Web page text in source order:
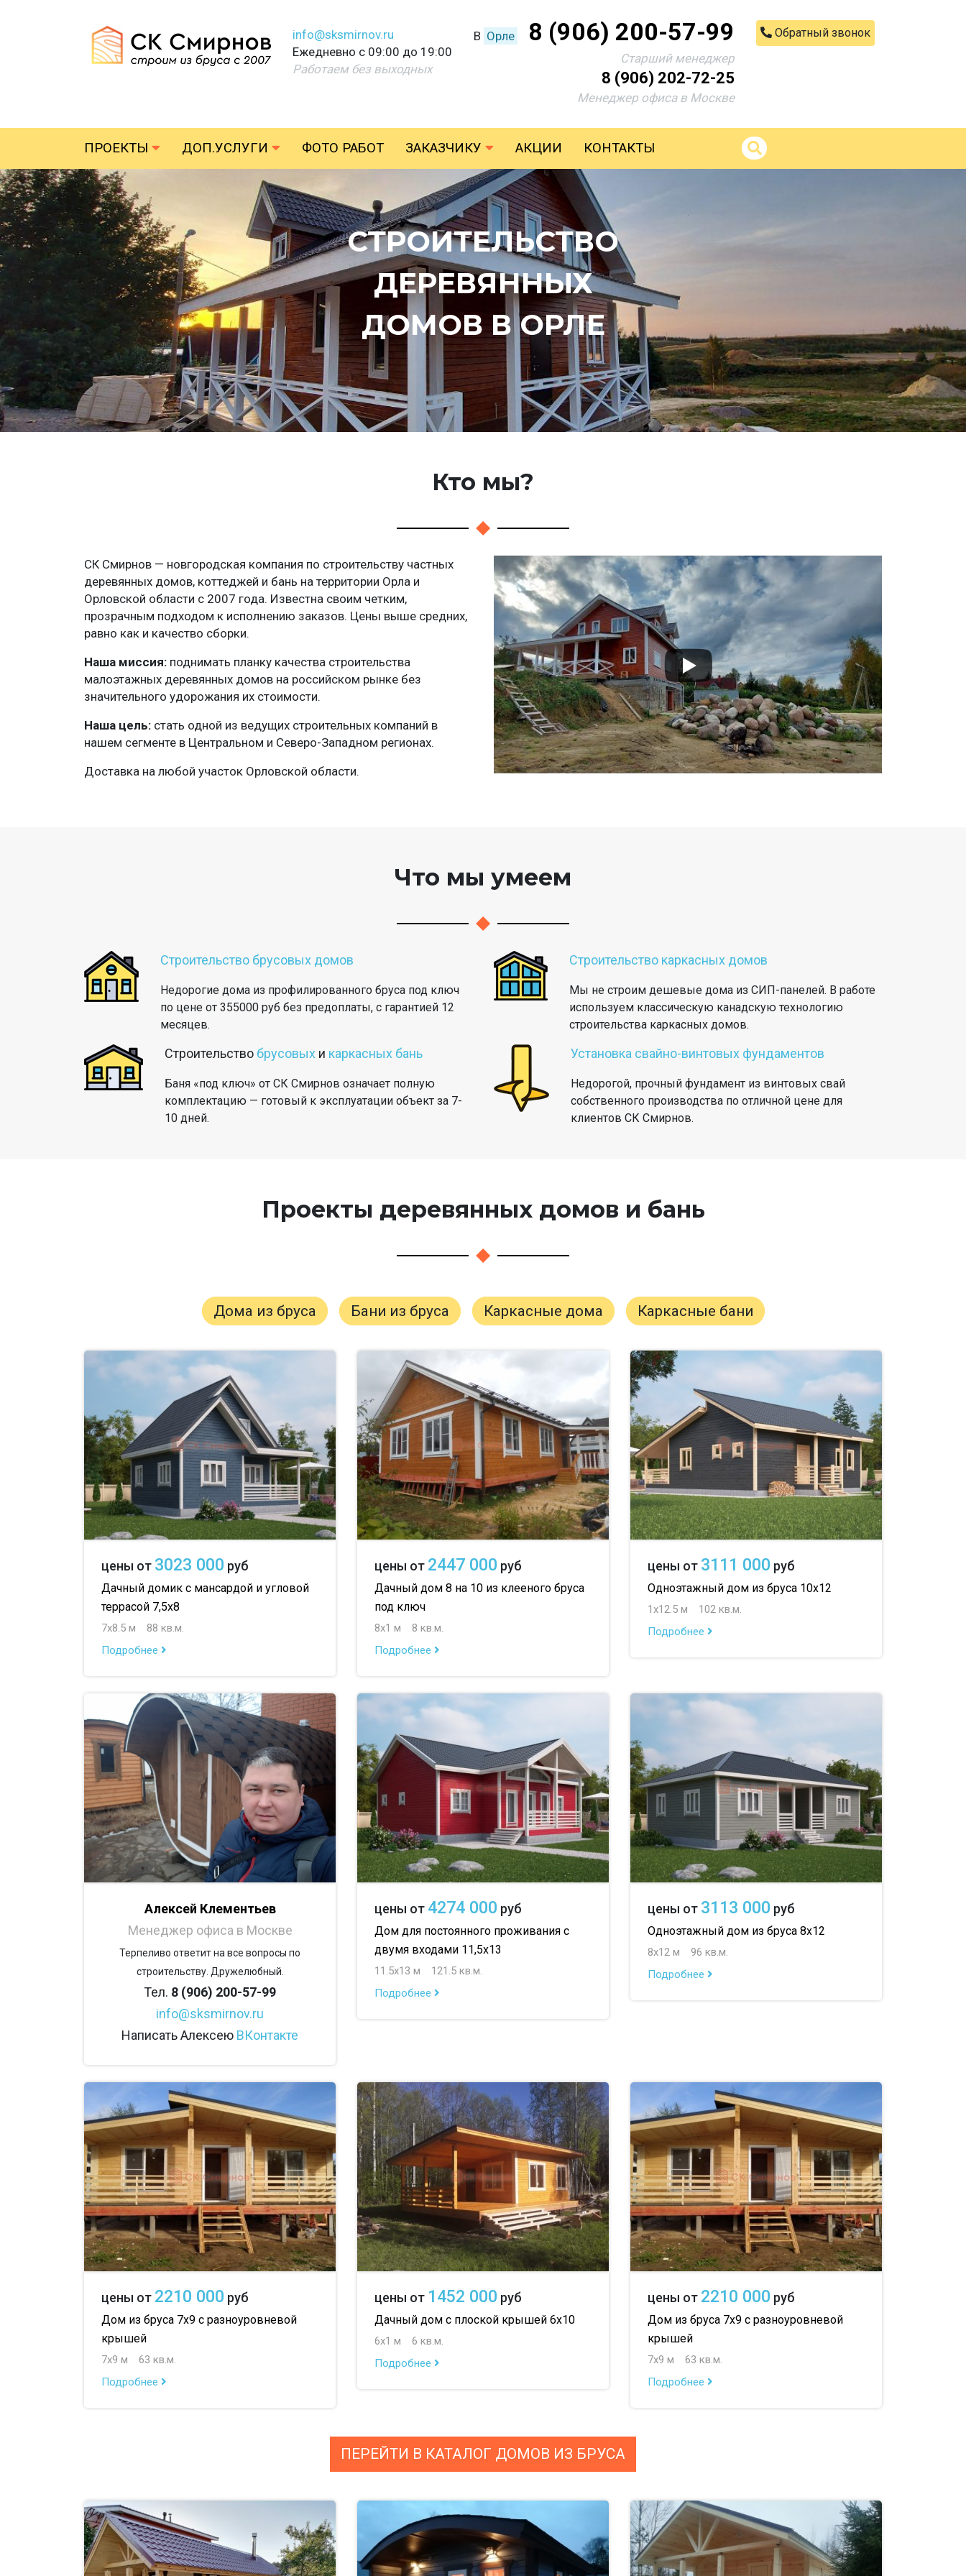
info@sksmirnov.ru
Ежедневно с 09:00 до 19:00
Работаем без выходных
В Орле 8 (906) 200-57-99
Старший менеджер
8 (906) 202-72-25
Менеджер офиса в Москве
Обратный звонок
ПРОЕКТЫ ДОП.УСЛУГИ ФОТО РАБОТ ЗАКАЗЧИКУ АКЦИИ КОНТАКТЫ
СТРОИТЕЛЬСТВО
ДЕРЕВЯННЫХ
ДОМОВ В ОРЛЕ
Кто мы?
СК Смирнов — новгородская компания по строительству частных
деревянных домов, коттеджей и бань на территории Орла и
Орловской области с 2007 года. Известна своим четким,
прозрачным подходом к исполнению заказов. Цены выше средних,
равно как и качество сборки.
Наша миссия: поднимать планку качества строительства
малоэтажных деревянных домов на российском рынке без
значительного удорожания их стоимости.
Наша цель: стать одной из ведущих строительных компаний в
нашем сегменте в Центральном и Северо-Западном регионах.
Доставка на любой участок Орловской области.
Что мы умеем
Строительство брусовых домов
Недорогие дома из профилированного бруса под ключ
по цене от 355000 руб без предоплаты, с гарантией 12
месяцев.
Строительство каркасных домов
Мы не строим дешевые дома из СИП-панелей. В работе
используем классическую канадскую технологию
строительства каркасных домов.
Строительство брусовых и каркасных бань
Баня «под ключ» от СК Смирнов означает полную
комплектацию — готовый к эксплуатации объект за 7-
10 дней.
Установка свайно-винтовых фундаментов
Недорогой, прочный фундамент из винтовых свай
собственного производства по отличной цене для
клиентов СК Смирнов.
Проекты деревянных домов и бань
Дома из бруса Бани из бруса Каркасные дома Каркасные бани
цены от 3023 000 руб
Дачный домик с мансардой и угловой
террасой 7,5х8
7х8.5 м
88 кв.м.
Подробнее
цены от 2447 000 руб
Дачный дом 8 на 10 из клееного бруса
под ключ
8х1 м
8 кв.м.
Подробнее
цены от 3111 000 руб
Одноэтажный дом из бруса 10х12
1х12.5 м
102 кв.м.
Подробнее
Алексей Клементьев
Менеджер офиса в Москве
Терпеливо ответит на все вопросы по
строительству. Дружелюбный.
Тел. 8 (906) 200-57-99
info@sksmirnov.ru
Написать Алексею ВКонтакте
цены от 4274 000 руб
Дом для постоянного проживания с
двумя входами 11,5х13
11.5х13 м
121.5 кв.м.
Подробнее
цены от 3113 000 руб
Одноэтажный дом из бруса 8х12
8х12 м
96 кв.м.
Подробнее
цены от 2210 000 руб
Дом из бруса 7х9 с разноуровневой
крышей
7х9 м
63 кв.м.
Подробнее
цены от 1452 000 руб
Дачный дом с плоской крышей 6х10
6х1 м
6 кв.м.
Подробнее
цены от 2210 000 руб
Дом из бруса 7х9 с разноуровневой
крышей
7х9 м
63 кв.м.
Подробнее
ПЕРЕЙТИ В КАТАЛОГ ДОМОВ ИЗ БРУСА